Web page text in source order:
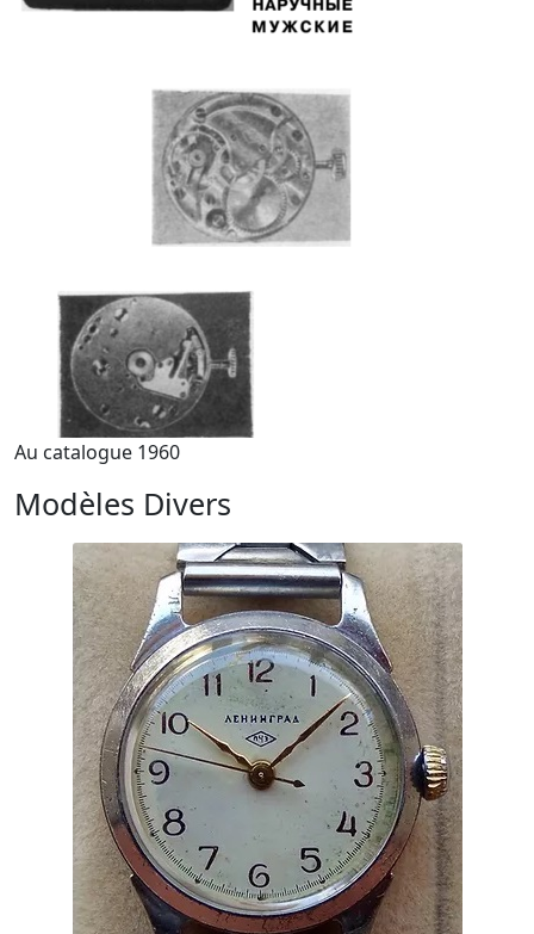
Au catalogue 1960
Modèles Divers